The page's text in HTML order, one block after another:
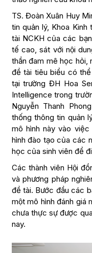
TS. Đoàn Xuân Huy
tin quản lý, Khoa
tài NCKH của các
tế cao, sát với nội
thần đam mê học hỏi,
đề tài tiêu biểu có
tại trường ĐH Hoa
Intelligence trong
Nguyễn Thanh
thống thông tin quản
mô hình này vào
hình đào tạo của các
học của sinh viên để
Các thành viên Hội
và phương pháp
đề tài. Bước đầu các
một mô hình đánh giá
chưa thực sự được
nay.